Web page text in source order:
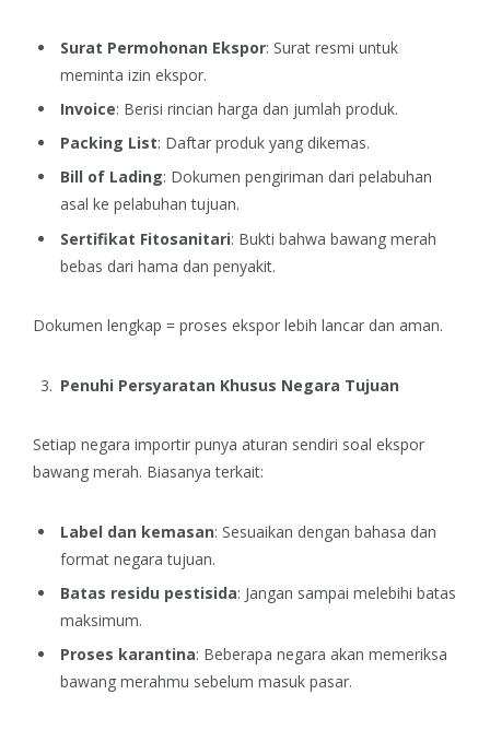
Surat Permohonan Ekspor: Surat resmi untuk
meminta izin ekspor.
Invoice: Berisi rincian harga dan jumlah produk.
Packing List: Daftar produk yang dikemas.
Bill of Lading: Dokumen pengiriman dari pelabuhan
asal ke pelabuhan tujuan.
Sertifikat Fitosanitari: Bukti bahwa bawang merah
bebas dari hama dan penyakit.
Dokumen lengkap = proses ekspor lebih lancar dan aman.
Penuhi Persyaratan Khusus Negara Tujuan
Setiap negara importir punya aturan sendiri soal ekspor
bawang merah. Biasanya terkait:
Label dan kemasan: Sesuaikan dengan bahasa dan
format negara tujuan.
Batas residu pestisida: Jangan sampai melebihi batas
maksimum.
Proses karantina: Beberapa negara akan memeriksa
bawang merahmu sebelum masuk pasar.